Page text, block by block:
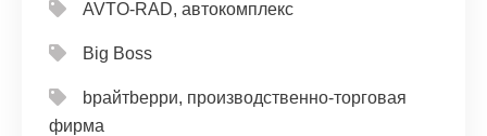
AVTO-RAD, автокомплекс
Big Boss
bрайтbерри, производственно-торговая
фирма